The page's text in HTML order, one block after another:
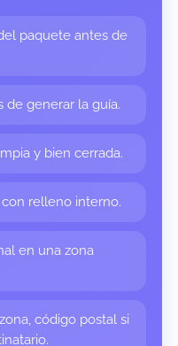
paquete antes de
de generar la guía.
y bien cerrada.
relleno interno.
en una zona
código postal si